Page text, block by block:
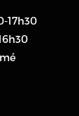
17h30